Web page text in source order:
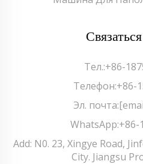
Тел.:+86-
Телефон:+86-
Эл. почта:
WhatsApp:+86-
Add: N0. 23, Xingye Road,
City. Jiangsu